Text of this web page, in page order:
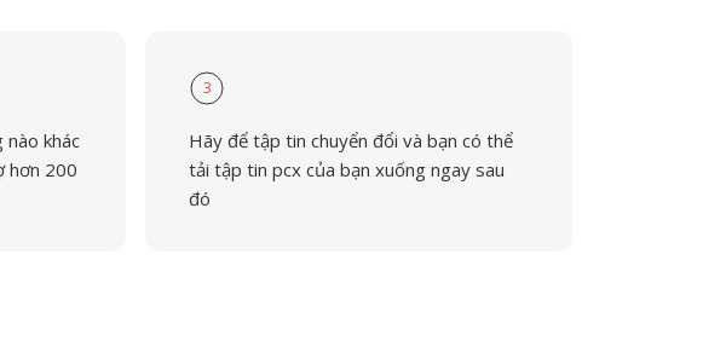
nào khác
hơn 200
3
Hãy để tập tin chuyển đổi và bạn có thể
tải tập tin pcx của bạn xuống ngay sau
đó